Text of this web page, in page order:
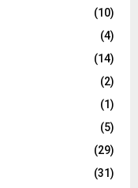
(10)
(4)
(14)
(2)
(1)
(5)
(29)
(31)